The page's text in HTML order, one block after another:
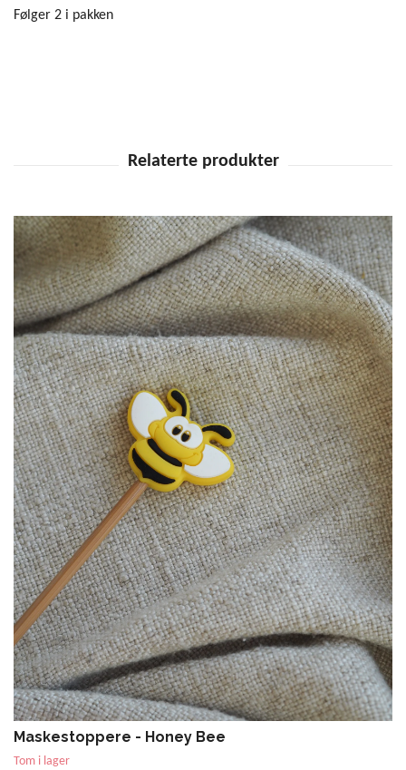
Følger 2 i pakken
Maskestoppere - Honey Bee
Tom i lager